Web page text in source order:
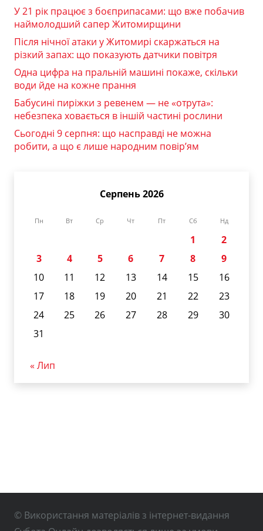
У 21 рік працює з боєприпасами: що вже побачив
наймолодший сапер Житомирщини
Після нічної атаки у Житомирі скаржаться на
різкий запах: що показують датчики повітря
Одна цифра на пральній машині покаже, скільки
води йде на кожне прання
Бабусині пиріжки з ревенем — не «отрута»:
небезпека ховається в іншій частині рослини
Сьогодні 9 серпня: що насправді не можна
робити, а що є лише народним повір’ям
Серпень 2026
Пн Вт Ср Чт Пт Сб Нд
1
2
3
4 5 6 7 8
9
10
11 12 13 14 15
16
17
18 19 20 21 22
23
24
25 26 27 28 29
30
31
« Лип
© Використання матеріалів з інтернет-видання